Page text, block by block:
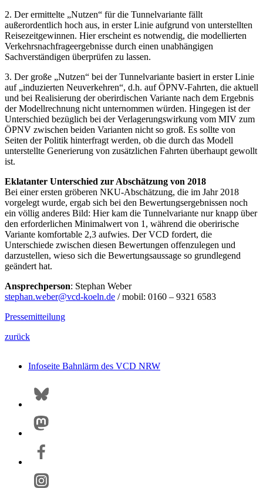
2. Der ermittelte „Nutzen“ für die Tunnelvariante fällt
außerordentlich hoch aus, in erster Linie aufgrund von unterstellten
Reisezeitgewinnen. Hier erscheint es notwendig, die modellierten
Verkehrsnachfrageergebnisse durch einen unabhängigen
Sachverständigen überprüfen zu lassen.
3. Der große „Nutzen“ bei der Tunnelvariante basiert in erster Linie
auf „induzierten Neuverkehren“, d.h. auf ÖPNV-Fahrten, die aktuell
und bei Realisierung der oberirdischen Variante nach dem Ergebnis
der Modellrechnung nicht unternommen würden. Hingegen ist der
Unterschied bezüglich bei der Verlagerungswirkung vom MIV zum
ÖPNV zwischen beiden Varianten nicht so groß. Es sollte von
Seiten der Politik hinterfragt werden, ob die durch das Modell
unterstellte Generierung von zusätzlichen Fahrten überhaupt gewollt
ist.
Eklatanter Unterschied zur Abschätzung von 2018
Bei einer ersten gröberen NKU-Abschätzung, die im Jahr 2018
vorgelegt wurde, ergab sich bei den Bewertungsergebnissen noch
ein völlig anderes Bild: Hier kam die Tunnelvariante nur knapp über
den erforderlichen Minimalwert von 1, während die oberirische
Variante komfortable 2,3 aufwies. Der VCD fordert, die
Unterschiede zwischen diesen Bewertungen offenzulegen und
darzustellen, wieso sich die Bewertungsaussage so grundlegend
geändert hat.
Ansprechperson: Stephan Weber
stephan.weber@vcd-koeln.de / mobil: 0160 – 9321 6583
Pressemitteilung
zurück
Infoseite Bahnlärm des VCD NRW